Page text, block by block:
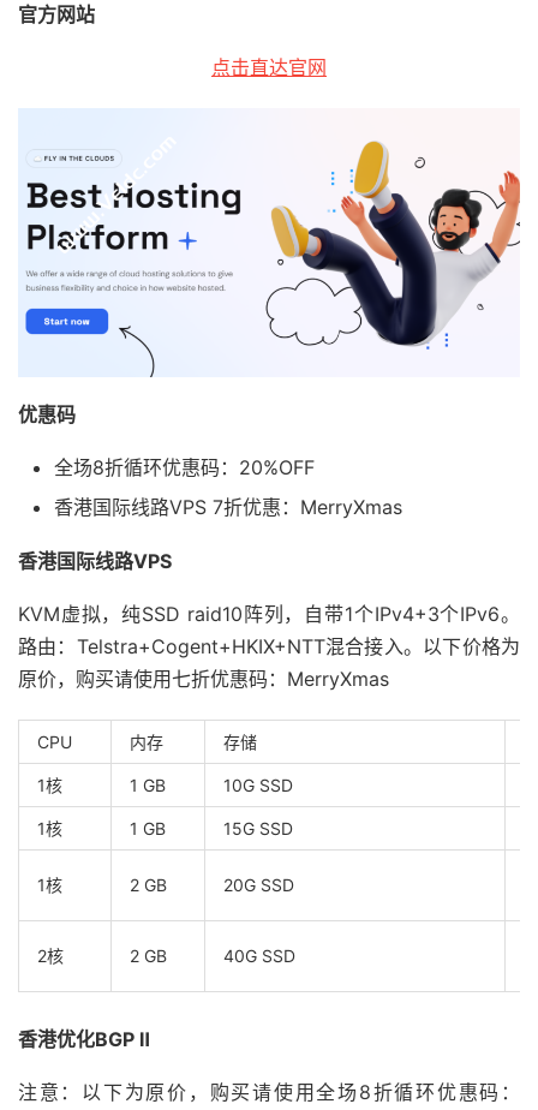
官方网站
点击直达官网
优惠码
全场8折循环优惠码：20%OFF
香港国际线路VPS 7折优惠：MerryXmas
香港国际线路VPS
KVM虚拟，纯SSD raid10阵列，自带1个IPv4+3个IPv6。
路由：Telstra+Cogent+HKIX+NTT混合接入。以下价格为
原价，购买请使用七折优惠码：MerryXmas
CPU 内存 存储
1核 1 GB 10G SSD
1核 1 GB 15G SSD
1核 2 GB 20G SSD
2核 2 GB 40G SSD
香港优化BGP Ⅱ
注意：以下为原价，购买请使用全场8折循环优惠码：